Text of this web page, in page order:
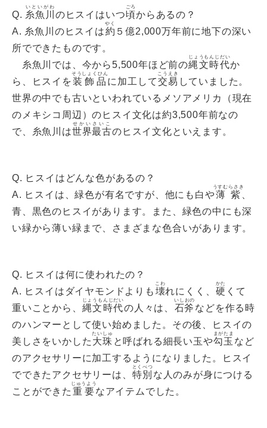
Q. 糸魚川
いといがわ
のヒスイはいつ頃
ごろ
からあるの？
A. 糸魚川のヒスイは約
やく
５億2,000万年前に地下の深い
所でできたものです。
糸魚川では、今から5,500年ほど前の縄文時代
じょうもんじだい
か
ら、ヒスイを装飾品
そうしょくひん
に加工して交易
こうえき
していました。
世界の中でも古いといわれているメソアメリカ（現在
のメキシコ周辺）のヒスイ文化は約3,500年前なの
で、糸魚川は世界最古
せかいさいこ
のヒスイ文化といえます。
Q. ヒスイはどんな色があるの？
A. ヒスイは、緑色が有名ですが、他にも白や薄紫
うすむらさき
青、黒色のヒスイがあります。また、緑色の中にも深
い緑から薄い緑まで、さまざまな色合いがあります。
Q. ヒスイは何に使われたの？
A. ヒスイはダイヤモンドよりも 壊
こわ
れにくく、 硬
かた
くて
重いことから、 縄文時代
じょうもんじだい
の人々は、 石斧
いしおの
などを作る時
のハンマーとして使い始めました。その後、ヒスイの
美しさをいかした 大珠
たいしゅ
と呼ばれる細長い玉や勾玉
まがたま
など
のアクセサリーに加工するようになりました。ヒスイ
でできたアクセサリーは、 特別
とくべつ
な人のみが身につける
ことができた 重要
じゅうよう
なアイテムでした。